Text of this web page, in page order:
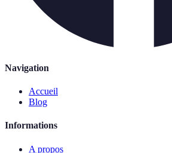
Navigation
Accueil
Blog
Informations
A propos